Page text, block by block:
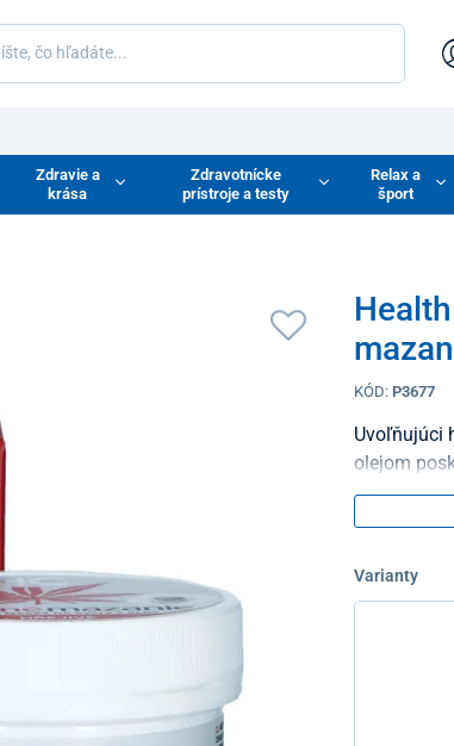
Zdravie a
krása
Zdravotnícke
prístroje a testy
Relax a
šport
KÓD: P3677
Uvoľňujúci
olejom
Varianty